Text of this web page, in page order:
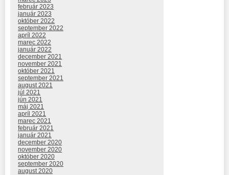
február 2023
január 2023
október 2022
september 2022
apríl 2022
marec 2022
január 2022
december 2021
november 2021
október 2021
september 2021
august 2021
júl 2021
jún 2021
máj 2021
apríl 2021
marec 2021
február 2021
január 2021
december 2020
november 2020
október 2020
september 2020
august 2020